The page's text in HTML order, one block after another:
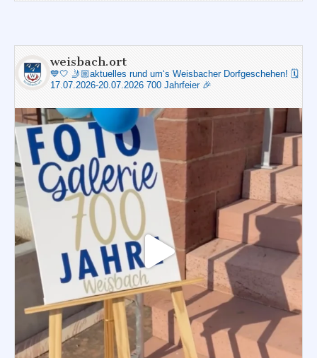
weisbach.ort
💙🤍 🤳🏼aktuelles rund um‘s Weisbacher Dorfgeschehen! 🗓️
17.07.2026-20.07.2026 700 Jahrfeier 🎉